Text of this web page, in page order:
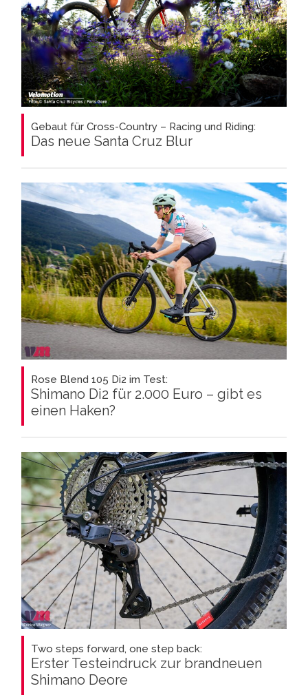
Gebaut für Cross-Country – Racing und Riding:
Das neue Santa Cruz Blur
Rose Blend 105 Di2 im Test:
Shimano Di2 für 2.000 Euro – gibt es
einen Haken?
Two steps forward, one step back:
Erster Testeindruck zur brandneuen
Shimano Deore